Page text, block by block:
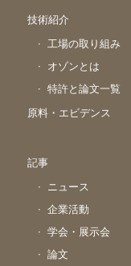
技術紹介
工場の取り組み
オゾンとは
特許と論文一覧
原料・エビデンス
記事
ニュース
企業活動
学会・展示会
論文